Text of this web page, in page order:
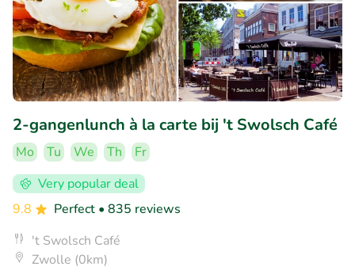
2-gangenlunch à la carte bij 't Swolsch Café
Mo Tu We Th
Fr
Very popular deal
9.8
Perfect • 835 reviews
't Swolsch Café
Zwolle (0km)